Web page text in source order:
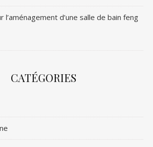
l’aménagement d’une salle de bain feng
CATÉGORIES